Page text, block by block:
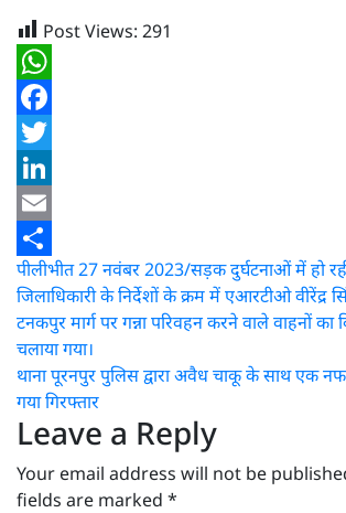
Post Views: 291
WhatsApp
Facebook
Twitter
LinkedIn
Email
Share
Post
navigation
पीलीभीत 27 नवंबर 2023/सड़क दुर्घटनाओं में हो
जिलाधिकारी के निर्देशों के क्रम में एआरटीओ वीरेंद्र
टनकपुर मार्ग पर गन्ना परिवहन करने वाले वाहनों
चलाया गया।
थाना पूरनपुर पुलिस द्वारा अवैध चाकू के साथ एक
गया गिरफ्तार
Leave a Reply
Your email address will not be
fields are marked *